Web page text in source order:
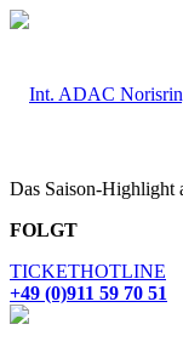
Das Saison-Highlight
FOLGT
TICKETHOTLINE
+49 (0)911 59 70 51